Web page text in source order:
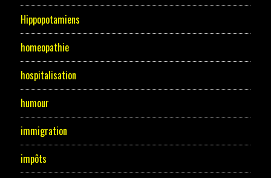
Hippopotamiens
homeopathie
hospitalisation
humour
immigration
impôts